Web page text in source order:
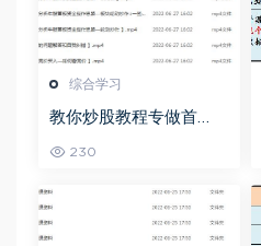
综合学习
教你炒股教程专做首
230